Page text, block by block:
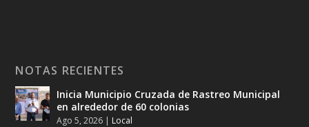
NOTAS RECIENTES
Inicia Municipio Cruzada de Rastreo Municipal
en alrededor de 60 colonias
Ago 5, 2026 | Local